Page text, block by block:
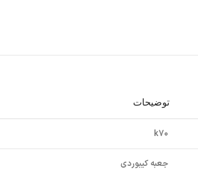
توضیحات
k70
جعبه کیبوردی